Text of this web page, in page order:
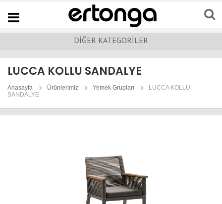
Navigation
DİĞER KATEGORİLER
LUCCA KOLLU SANDALYE
Anasayfa Ürünlerimiz Yemek Grupları
LUCCA KOLLU
SANDALYE